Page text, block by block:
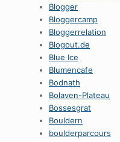
Blogger
Bloggercamp
Bloggerrelation
Blogout.de
Blue Ice
Blumencafe
Bodnath
Bolaven-Plateau
Bossesgrat
Bouldern
boulderparcours